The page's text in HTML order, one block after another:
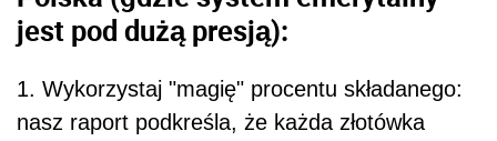
jest pod dużą presją):
1. Wykorzystaj "magię" procentu składanego:
nasz raport podkreśla, że każda złotówka